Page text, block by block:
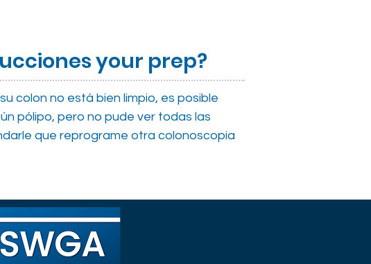
your prep?
colon no está bien limpio, es posible
pólipo, pero no pude ver todas las
que reprograme otra colonoscopia